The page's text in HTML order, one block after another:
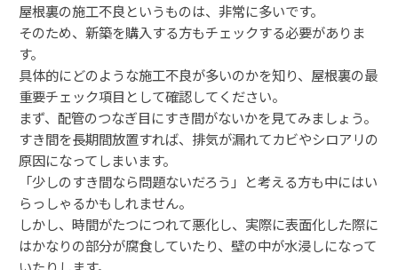
屋根裏の施工不良というものは、非常に多いです。
そのため、新築を購入する方もチェックする必要がありま
す。
具体的にどのような施工不良が多いのかを知り、屋根裏の最
重要チェック項目として確認してください。
まず、配管のつなぎ目にすき間がないかを見てみましょう。
すき間を長期間放置すれば、排気が漏れてカビやシロアリの
原因になってしまいます。
「少しのすき間なら問題ないだろう」と考える方も中にはい
らっしゃるかもしれません。
しかし、時間がたつにつれて悪化し、実際に表面化した際に
はかなりの部分が腐食していたり、壁の中が水浸しになって